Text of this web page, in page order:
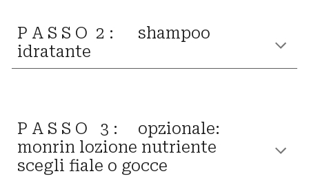
P A S S O 2 : shampoo
idratante
P A S S O 3 : opzionale:
monrin lozione nutriente
scegli fiale o gocce